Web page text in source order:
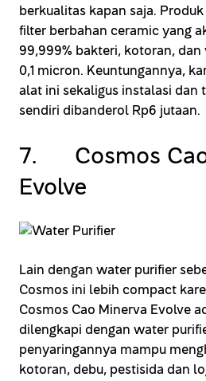
berkualitas kapan saja.
filter berbahan ceramic yang
99,999% bakteri, kotoran,
0,1 micron. Keuntungannya,
alat ini sekaligus instalasi dan
sendiri dibanderol Rp6 jutaan.
7. Cosmos Cao
Evolve
Lain dengan water purifier
Cosmos ini lebih compact
Cosmos Cao Minerva Evolve
dilengkapi dengan water
penyaringannya mampu
kotoran, debu, pestisida dan